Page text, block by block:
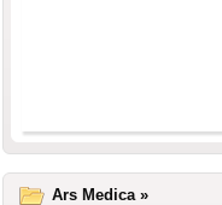
Ars Medica »